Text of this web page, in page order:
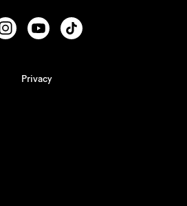
Privacy